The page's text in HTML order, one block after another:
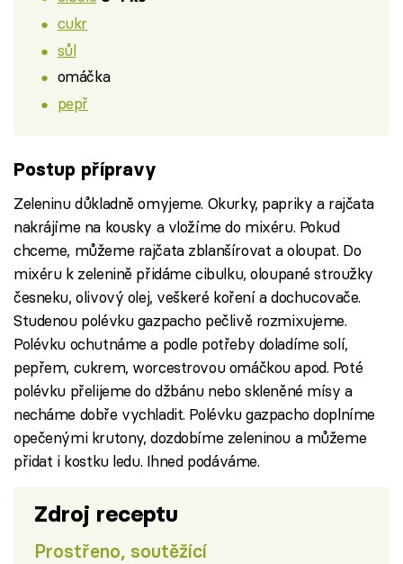
cukr
sůl
omáčka
pepř
Postup přípravy
Zeleninu důkladně omyjeme. Okurky, papriky a rajčata
nakrájíme na kousky a vložíme do mixéru. Pokud
chceme, můžeme rajčata zblanšírovat a oloupat. Do
mixéru k zelenině přidáme cibulku, oloupané stroužky
česneku, olivový olej, veškeré koření a dochucovače.
Studenou polévku gazpacho pečlivě rozmixujeme.
Polévku ochutnáme a podle potřeby doladíme solí,
pepřem, cukrem, worcestrovou omáčkou apod. Poté
polévku přelijeme do džbánu nebo skleněné mísy a
necháme dobře vychladit. Polévku gazpacho doplníme
opečenými krutony, dozdobíme zeleninou a můžeme
přidat i kostku ledu. Ihned podáváme.
Zdroj receptu
Prostřeno, soutěžící